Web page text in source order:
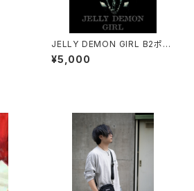
JELLY DEMON GIRL B2ポス
ター
¥5,000